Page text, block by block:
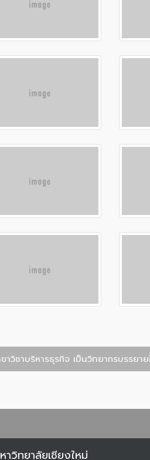
าวิชาบริหารธุรกิจ เป็นวิทยากรบรรยาย
วิทยาลัยเชียงใหม่